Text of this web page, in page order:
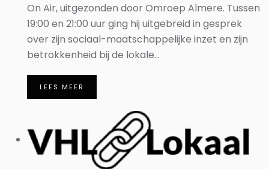
On Air, uitgezonden door Omroep Almere. Tussen
19:00 en 21:00 uur ging hij uitgebreid in gesprek
over zijn sociaal-maatschappelijke inzet en zijn
betrokkenheid bij de lokale...
LEES MEER